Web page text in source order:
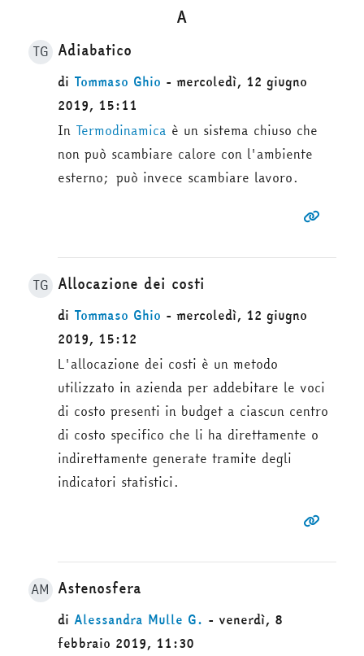
A
TG Adiabatico
di Tommaso Ghio - mercoledì, 12 giugno
2019, 15:11
In Termodinamica è un sistema chiuso che
non può scambiare calore con l'ambiente
esterno; può invece scambiare lavoro.
TG Allocazione dei costi
di Tommaso Ghio - mercoledì, 12 giugno
2019, 15:12
L'allocazione dei costi è un metodo
utilizzato in azienda per addebitare le voci
di costo presenti in budget a ciascun centro
di costo specifico che li ha direttamente o
indirettamente generate tramite degli
indicatori statistici.
AM Astenosfera
di Alessandra Mulle G. - venerdì, 8
febbraio 2019, 11:30